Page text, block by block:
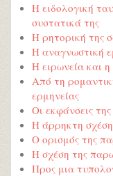
Η ειδολογική
συστατικά της
Η ρητορική της
Η αναγνωστική
Η ειρωνεία και
Από τη
ερμηνείας
Οι εκφάνσεις
Η άρρηκτη σχέση
Ο ορισμός της
Η σχέση της
Προς μια